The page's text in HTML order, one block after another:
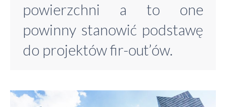
powierzchni a to one
powinny stanowić podstawę
do projektów fir-out’ów.